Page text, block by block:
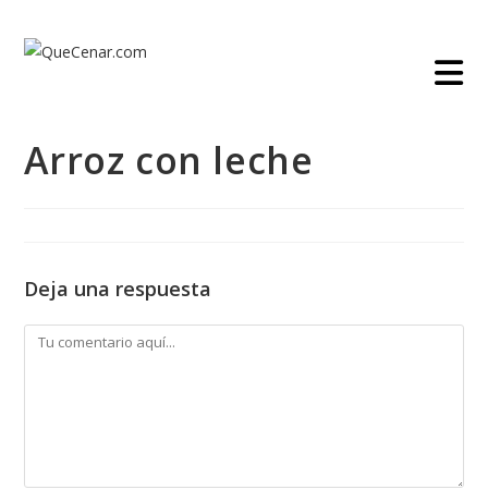
contenido
Arroz con leche
Deja una respuesta
Comentario